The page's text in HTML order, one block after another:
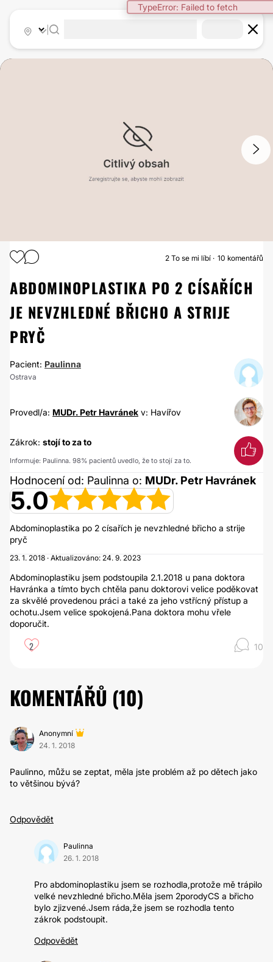
TypeError: Failed to fetch
ABDOMINOPLASTIKA
2 To se mi líbí 10 komentářů
ABDOMINOPLASTIKA PO 2 CÍSAŘÍCH
JE NEVZHLEDNÉ BŘICHO A STRIJE
PRYČ
Pacient: Paulinna
Ostrava
Provedl/a: MUDr. Petr Havránek v: Havířov
Zákrok: stojí to za to
Informuje: Paulinna. 98% pacientů uvedlo, že to stojí za to.
Hodnocení od: Paulinna o: MUDr. Petr Havránek
5.0
Abdominoplastika po 2 císařích je nevzhledné břicho a strije
pryč
23. 1. 2018 · Aktualizováno: 24. 9. 2023
Abdominoplastiku jsem podstoupila 2.1.2018 u pana doktora
Havránka a tímto bych chtěla panu doktorovi velice poděkovat
za skvělé provedenou práci a také za jeho vstřícný přístup a
ochotu.Jsem velice spokojená.Pana doktora mohu vřele
doporučit.
2 10
KOMENTÁŘŮ (10)
Anonymní
24. 1. 2018
Paulinno, můžu se zeptat, měla jste problém až po dětech jako
to většinou bývá?
Odpovědět
Paulinna
26. 1. 2018
Pro abdominoplastiku jsem se rozhodla,protože mě trápilo
velké nevzhledné břicho.Měla jsem 2porodyCS a břicho
bylo zjizvené.Jsem ráda,že jsem se rozhodla tento
zákrok podstoupit.
Odpovědět